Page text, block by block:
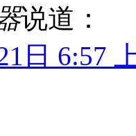
说道：
日 6:57